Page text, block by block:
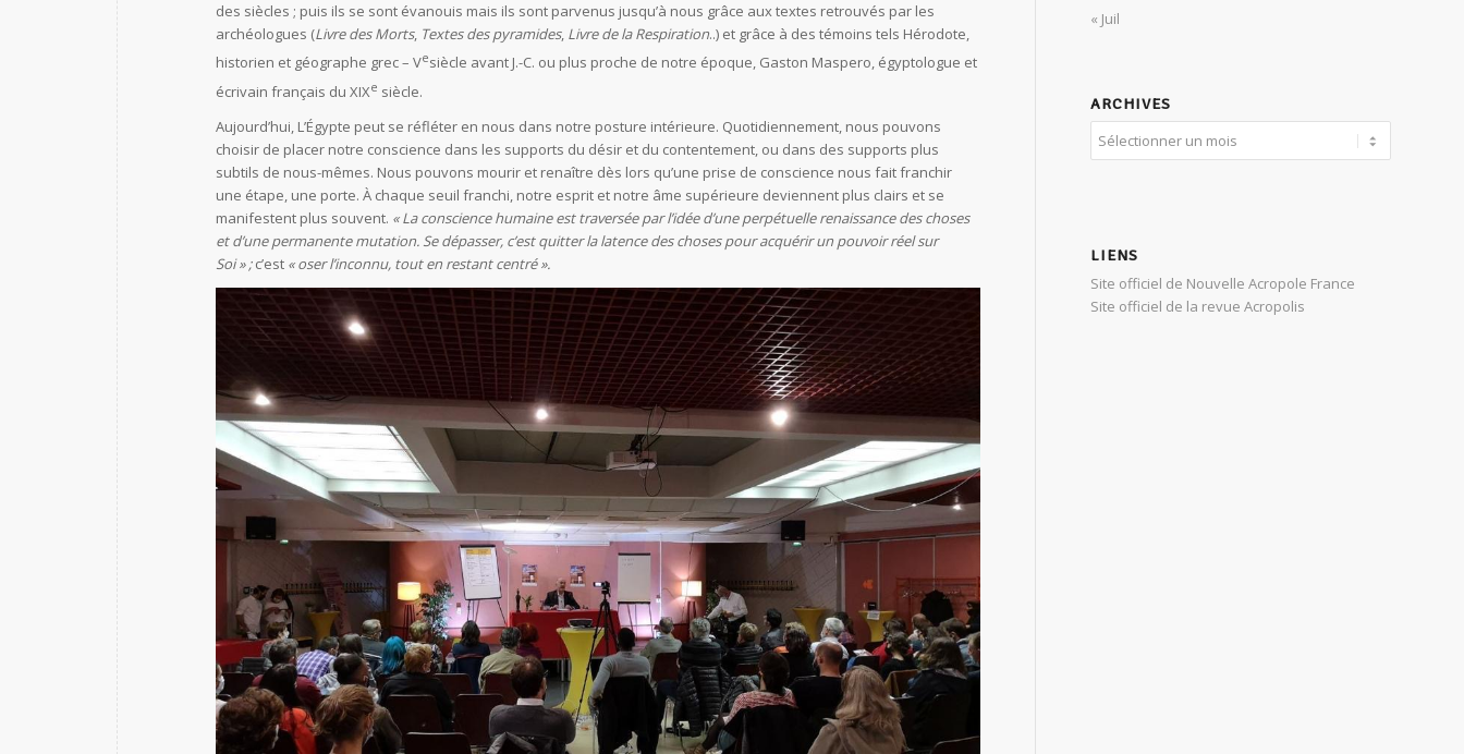
des siècles ; puis ils se sont évanouis mais ils sont parvenus jusqu’à nous grâce aux textes retrouvés par les
archéologues (Livre des Morts, Textes des pyramides, Livre de la Respiration..) et grâce à des témoins tels Hérodote,
historien et géographe grec – Vesiècle avant J.-C. ou plus proche de notre époque, Gaston Maspero, égyptologue et
écrivain français du XIXe siècle.
Aujourd’hui, L’Égypte peut se réfléter en nous dans notre posture intérieure. Quotidiennement, nous pouvons
choisir de placer notre conscience dans les supports du désir et du contentement, ou dans des supports plus
subtils de nous-mêmes. Nous pouvons mourir et renaître dès lors qu’une prise de conscience nous fait franchir
une étape, une porte. À chaque seuil franchi, notre esprit et notre âme supérieure deviennent plus clairs et se
manifestent plus souvent. « La conscience humaine est traversée par l’idée d’une perpétuelle renaissance des choses
et d’une permanente mutation. Se dépasser, c’est quitter la latence des choses pour acquérir un pouvoir réel sur
Soi » ;c’est « oser l’inconnu, tout en restant centré ».
« Juil
ARCHIVES
LIENS
Site officiel de Nouvelle Acropole France
Site officiel de la revue Acropolis